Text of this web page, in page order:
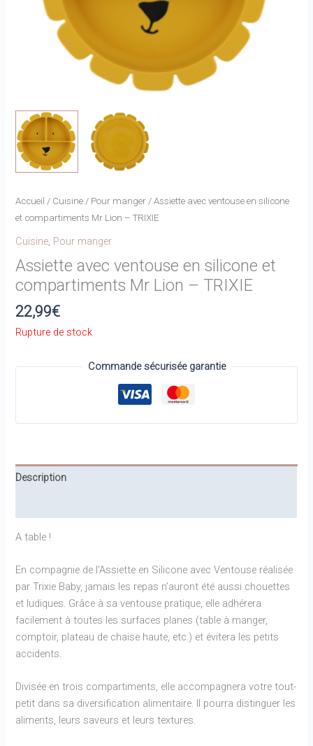
Accueil / Cuisine / Pour manger / Assiette avec ventouse en silicone
et compartiments Mr Lion – TRIXIE
Cuisine, Pour manger
Assiette avec ventouse en silicone et
compartiments Mr Lion – TRIXIE
22,99€
Rupture de stock
Commande sécurisée garantie
Description
A table !
En compagnie de l’Assiette en Silicone avec Ventouse réalisée
par Trixie Baby, jamais les repas n’auront été aussi chouettes
et ludiques. Grâce à sa ventouse pratique, elle adhérera
facilement à toutes les surfaces planes (table à manger,
comptoir, plateau de chaise haute, etc.) et évitera les petits
accidents.
Divisée en trois compartiments, elle accompagnera votre tout-
petit dans sa diversification alimentaire. Il pourra distinguer les
aliments, leurs saveurs et leurs textures.